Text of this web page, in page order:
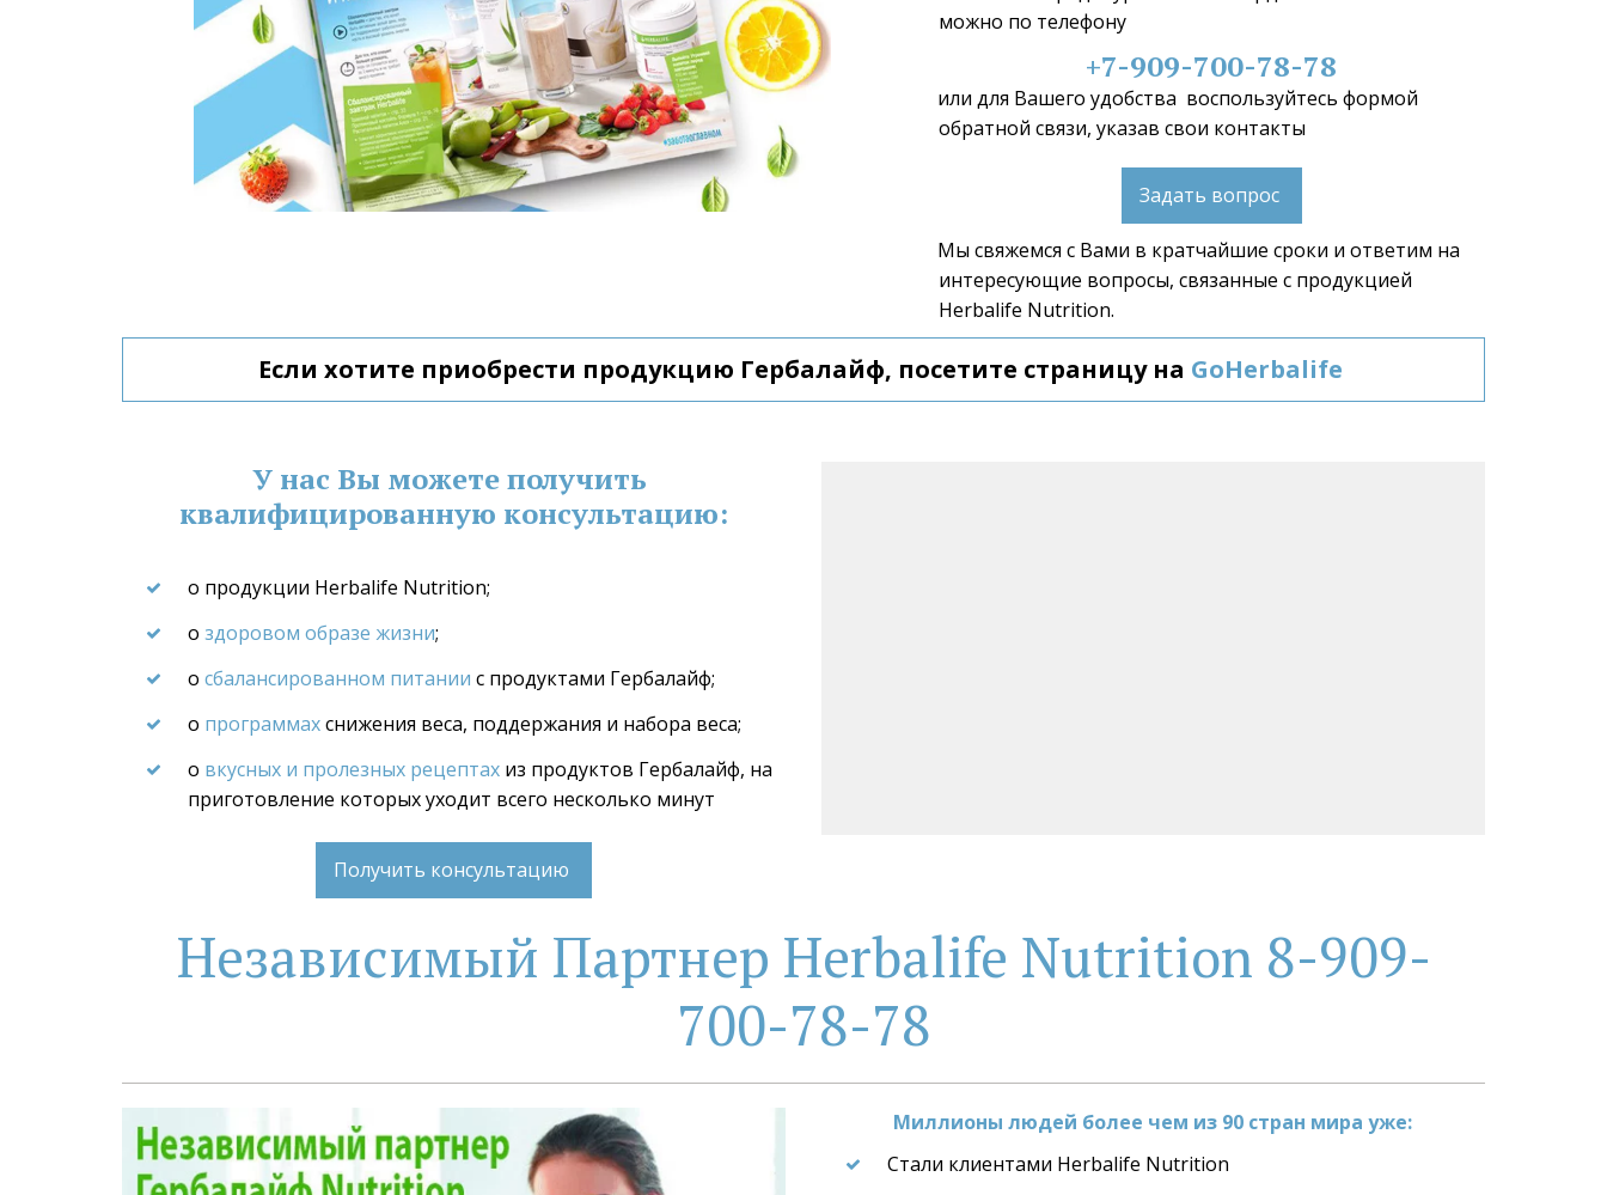
можно по телефону
+7-909-700-78-78
или для Вашего удобства  воспользуйтесь формой
обратной связи, указав свои контакты
Задать вопрос
Мы свяжемся с Вами в кратчайшие сроки и ответим на
интересующие вопросы, связанные с продукцией
Herbalife Nutrition.
Если хотите приобрести продукцию Гербалайф, посетите страницу на GoHerbalife
У нас Вы можете получить
квалифицированную консультацию:
о продукции Herbalife Nutrition;
о здоровом образе жизни;
о сбалансированном питании с продуктами Гербалайф;
о программах снижения веса, поддержания и набора веса;
о вкусных и пролезных рецептах из продуктов Гербалайф, на
приготовление которых уходит всего несколько минут
Получить консультацию
Независимый Партнер Herbalife Nutrition 8-909-
700-78-78
Миллионы людей более чем из 90 стран мира уже:
Стали клиентами Herbalife Nutrition